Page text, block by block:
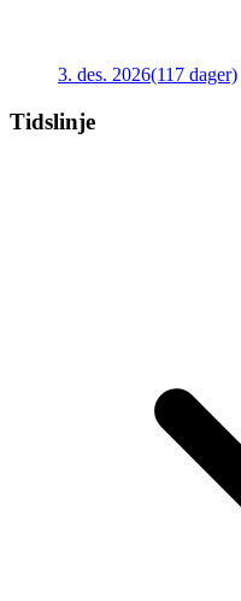
3. des. 2026(117 dager)
Tidslinje